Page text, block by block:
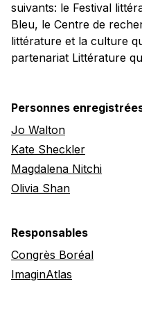
suivants: le Festival
Bleu, le Centre de
littérature et la culture
partenariat Littérature
Personnes
Jo Walton
Kate Sheckler
Magdalena Nitchi
Olivia Shan
Responsables
Congrès Boréal
ImaginAtlas